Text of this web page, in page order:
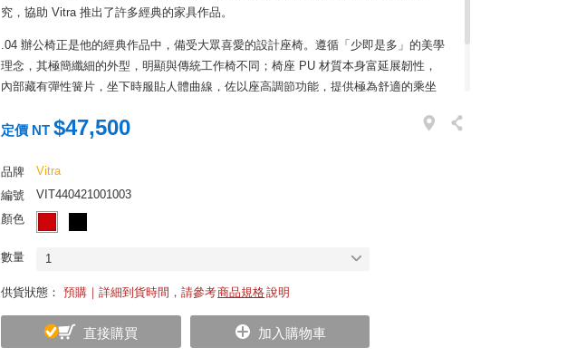
究，協助 Vitra 推出了許多經典的家具作品。
.04 辦公椅正是他的經典作品中，備受大眾喜愛的設計座椅。遵循「少即是多」的美學
理念，其極簡纖細的外型，明顯與傳統工作椅不同；椅座 PU 材質本身富延展韌性，
內部藏有彈性簧片，坐下時服貼人體曲線，佐以座高調節功能，提供極為舒適的乘坐
想的選擇。
定價 NT $47,500
品牌
Vitra
編號
VIT440421001003
顏色
數量 1
供貨狀態： 預購｜詳細到貨時間，請參考商品規格說明
直接購買 加入購物車